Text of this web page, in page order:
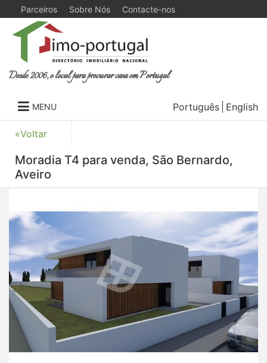
Parceiros Sobre Nós Contacte-nos
Desde 2006, o local para procurar casa em Portugal
MENU Português English
«Voltar
Moradia T4 para venda, São Bernardo,
Aveiro